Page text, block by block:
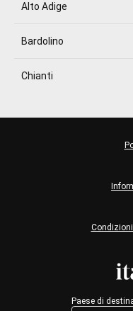
Alto Adige
Bardolino
Chianti
Paese di